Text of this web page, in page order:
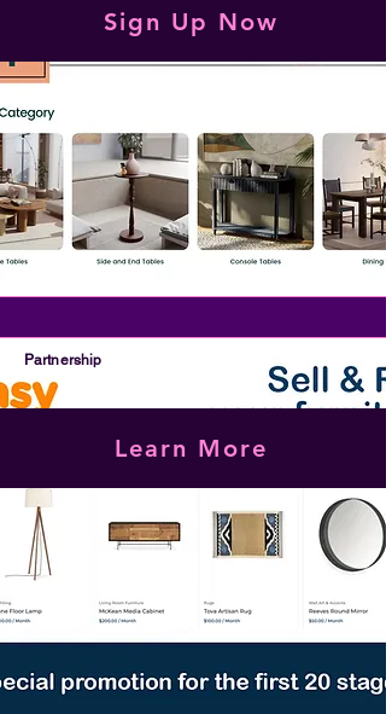
Sign Up Now
Partnership
Learn More